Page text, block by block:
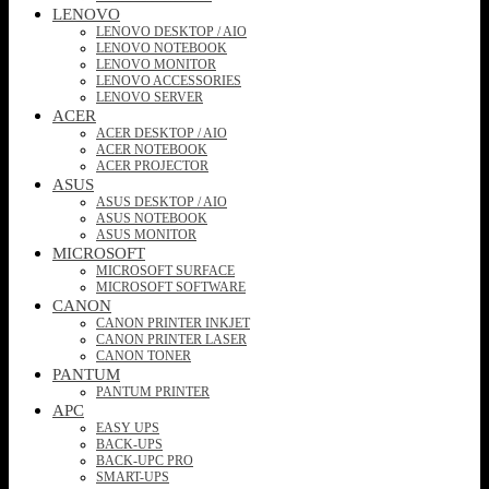
LENOVO
LENOVO DESKTOP / AIO
LENOVO NOTEBOOK
LENOVO MONITOR
LENOVO ACCESSORIES
LENOVO SERVER
ACER
ACER DESKTOP / AIO
ACER NOTEBOOK
ACER PROJECTOR
ASUS
ASUS DESKTOP / AIO
ASUS NOTEBOOK
ASUS MONITOR
MICROSOFT
MICROSOFT SURFACE
MICROSOFT SOFTWARE
CANON
CANON PRINTER INKJET
CANON PRINTER LASER
CANON TONER
PANTUM
PANTUM PRINTER
APC
EASY UPS
BACK-UPS
BACK-UPC PRO
SMART-UPS